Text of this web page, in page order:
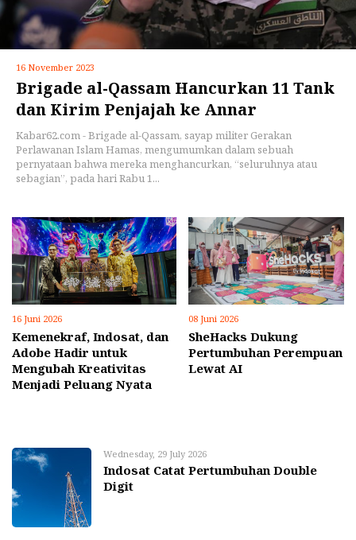
16 November 2023
Brigade al-Qassam Hancurkan 11 Tank
dan Kirim Penjajah ke Annar
Kabar62.com - Brigade al-Qassam, sayap militer Gerakan
Perlawanan Islam Hamas, mengumumkan dalam sebuah
pernyataan bahwa mereka menghancurkan, “seluruhnya atau
sebagian”, pada hari Rabu 1...
16 Juni 2026
Kemenekraf, Indosat, dan
Adobe Hadir untuk
Mengubah Kreativitas
Menjadi Peluang Nyata
08 Juni 2026
SheHacks Dukung
Pertumbuhan Perempuan
Lewat AI
Wednesday, 29 July 2026
Indosat Catat Pertumbuhan Double
Digit